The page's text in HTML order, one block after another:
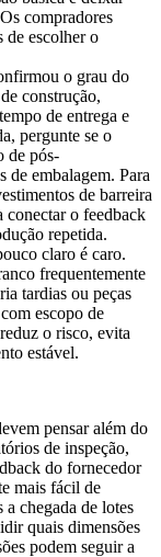
compradores
de escolher o
o grau do
construção,
de entrega e
pergunte se o
de pós-
de embalagem. Para
de barreira
conectar o feedback
repetida.
claro é caro.
frequentemente
tardias ou peças
escopo de
o risco, evita
estável.
pensar além do
de inspeção,
do fornecedor
mais fácil de
chegada de lotes
quais dimensões
podem seguir a